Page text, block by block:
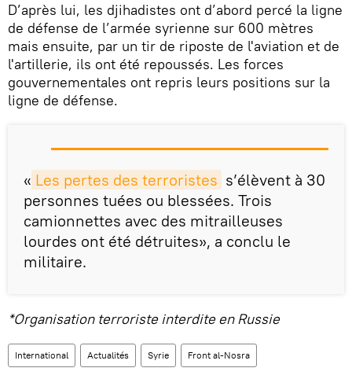
D’après lui, les djihadistes ont d’abord percé la ligne
de défense de l’armée syrienne sur 600 mètres
mais ensuite, par un tir de riposte de l'aviation et de
l'artillerie, ils ont été repoussés. Les forces
gouvernementales ont repris leurs positions sur la
ligne de défense.
« Les pertes des terroristes s’élèvent à 30
personnes tuées ou blessées. Trois
camionnettes avec des mitrailleuses
lourdes ont été détruites», a conclu le
militaire.
*Organisation terroriste interdite en Russie
International Actualités Syrie Front al-Nosra